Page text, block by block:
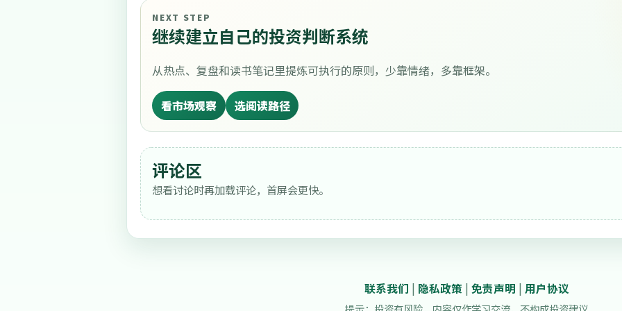
NEXT STEP
继续建立自己的投资判断系统
从热点、复盘和读书笔记里提炼可执行的原则，少靠情绪，多靠框架。
看市场观察 选阅读路径
评论区
想看讨论时再加载评论，首屏会更快。
联系我们 | 隐私政策 | 免责声明 | 用户协议